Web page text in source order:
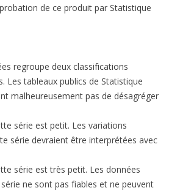
de ce produit par Statistique
regroupe deux classifications
Les tableaux publics de Statistique
malheureusement pas de désagréger
série est petit. Les variations
série devraient être interprétées avec
série est très petit. Les données
ne sont pas fiables et ne peuvent